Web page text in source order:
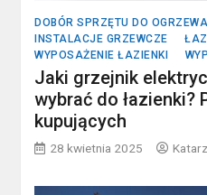
DOBÓR SPRZĘTU DO
INSTALACJE GRZEWCZE
WYPOSAŻENIE ŁAZIENKI
Jaki grzejnik
wybrać do łazienki?
kupujących
28 kwietnia 2025